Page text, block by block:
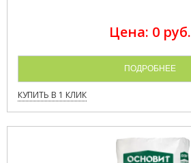
Цена: 0 руб.
ПОДРОБНЕЕ
КУПИТЬ В 1 КЛИК